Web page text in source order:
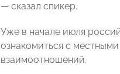
— сказал спикер.
Уже в начале июля
ознакомиться с
взаимоотношений.